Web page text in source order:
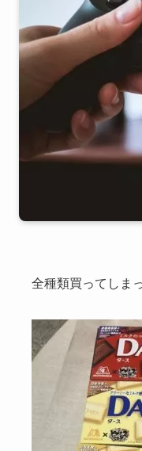
全種類買ってしま